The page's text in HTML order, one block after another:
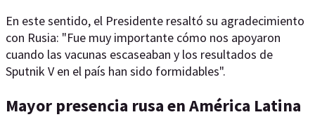
En este sentido, el Presidente resaltó su agradecimiento
con Rusia: "Fue muy importante cómo nos apoyaron
cuando las vacunas escaseaban y los resultados de
Sputnik V en el país han sido formidables".
Mayor presencia rusa en América Latina